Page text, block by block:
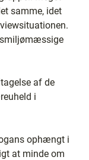
samme, idet
af de
i
ophængt i
at minde om